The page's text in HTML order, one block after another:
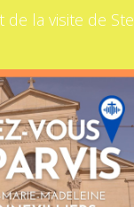
la visite de Ste